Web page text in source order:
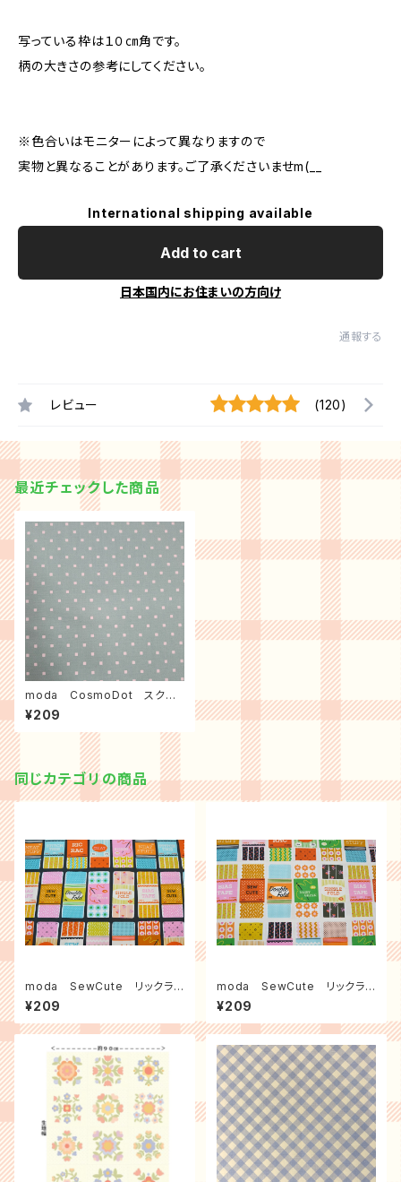
写っている枠は１０㎝角です。
柄の大きさの参考にしてください。
※色合いはモニターによって異なりますので
実物と異なることがあります。ご了承くださいませm(__
International shipping available
Add to cart
日本国内にお住まいの方向け
通報する
レビュー (120)
最近チェックした商品
moda CosmoDot スクエ
アドット（グリーン）
¥209
同じカテゴリの商品
moda SewCute リックラッ
ク（黒）
¥209
moda SewCute リックラッ
ク（生成り）
¥209